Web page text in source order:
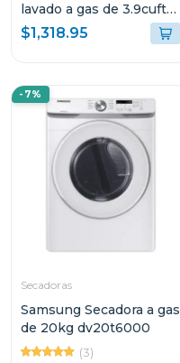
lavado a gas de 3.9cuft
(lavadora) 5.6cuft
(secadora) flcg7522
$1,318.95
-7%
Secadoras
Samsung Secadora a gas
de 20kg dv20t6000
(3)